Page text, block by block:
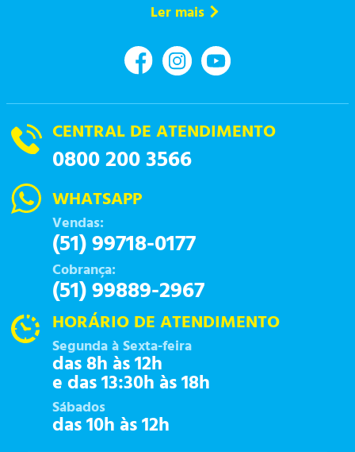
Ler mais
CENTRAL DE ATENDIMENTO
0800 200 3566
WHATSAPP
Vendas:
(51) 99718-0177
Cobrança:
(51) 99889-2967
HORÁRIO DE ATENDIMENTO
Segunda à Sexta-feira
das 8h às 12h
e das 13:30h às 18h
Sábados
das 10h às 12h